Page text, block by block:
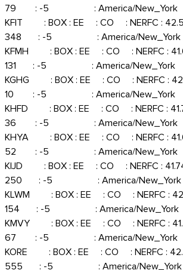
79 : -5 : America/New_York
KFIT : BOX : EE : CO : NERFC :
348 : -5 : America/New_York
KFMH : BOX : EE : CO : NERFC :
131 : -5 : America/New_York
KGHG : BOX : EE : CO : NERFC :
10 : -5 : America/New_York
KHFD : BOX : EE : CO : NERFC :
36 : -5 : America/New_York
KHYA : BOX : EE : CO : NERFC :
52 : -5 : America/New_York
KIJD : BOX : EE : CO : NERFC :
250 : -5 : America/New_York
KLWM : BOX : EE : CO : NERFC :
154 : -5 : America/New_York
KMVY : BOX : EE : CO : NERFC :
67 : -5 : America/New_York
KORE : BOX : EE : CO : NERFC :
555 : -5 : America/New_York